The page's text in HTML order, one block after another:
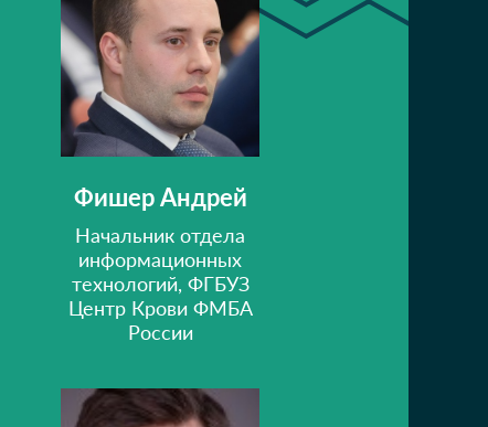
Фишер Андрей
Начальник отдела
информационных
технологий, ФГБУЗ
Центр Крови ФМБА
России